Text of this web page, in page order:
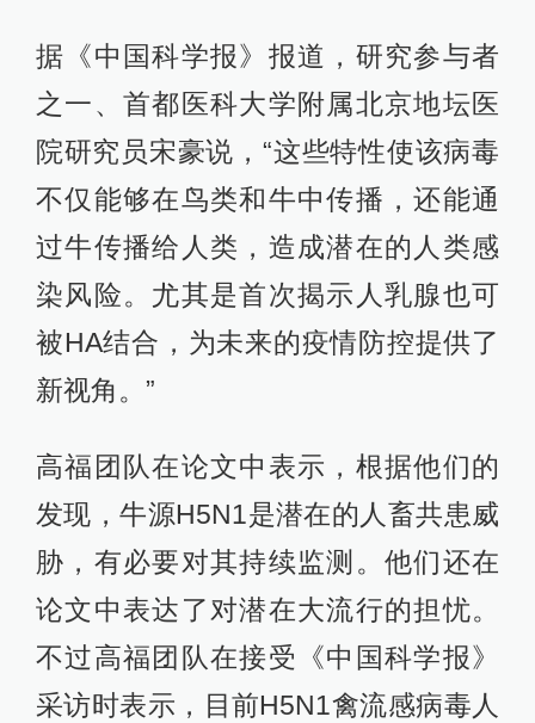
据《中国科学报》报道，研究参与者
之一、首都医科大学附属北京地坛医
院研究员宋豪说，“这些特性使该病毒
不仅能够在鸟类和牛中传播，还能通
过牛传播给人类，造成潜在的人类感
染风险。尤其是首次揭示人乳腺也可
被HA结合，为未来的疫情防控提供了
新视角。”
高福团队在论文中表示，根据他们的
发现，牛源H5N1是潜在的人畜共患威
胁，有必要对其持续监测。他们还在
论文中表达了对潜在大流行的担忧。
不过高福团队在接受《中国科学报》
采访时表示，目前H5N1禽流感病毒人